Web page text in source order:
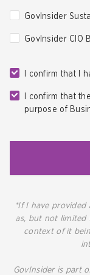
GovInsider
GovInsider CIO
I confirm that I
I confirm that
purpose of
*If I have provided
as, but not limited
context of it
GovInsider is part